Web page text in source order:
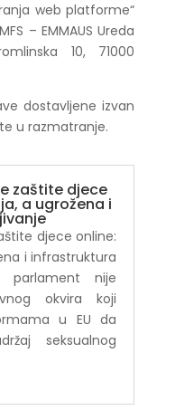
web platforme“
– EMMAUS Ureda
10, 71000
dostavljene izvan
u razmatranje.
zaštite djece
a ugrožena i
djece online:
i infrastruktura
parlament nije
okvira koji
u EU da
seksualnog